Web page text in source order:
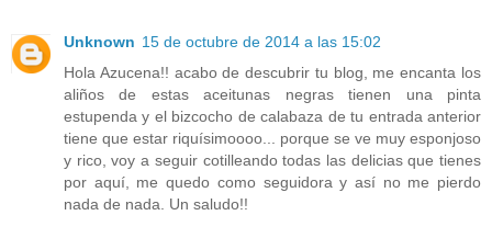
Unknown 15 de octubre de 2014 a las 15:02
Hola Azucena!! acabo de descubrir tu blog, me encanta los
aliños de estas aceitunas negras tienen una pinta
estupenda y el bizcocho de calabaza de tu entrada anterior
tiene que estar riquísimoooo... porque se ve muy esponjoso
y rico, voy a seguir cotilleando todas las delicias que tienes
por aquí, me quedo como seguidora y así no me pierdo
nada de nada. Un saludo!!